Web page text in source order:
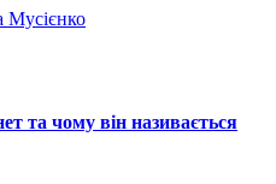
Мусієнко
та чому він називається